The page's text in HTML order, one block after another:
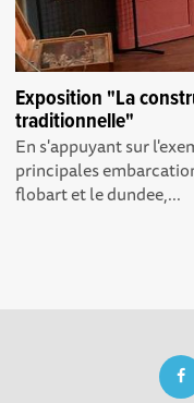
Exposition "La
traditionnelle"
En s'appuyant sur
principales
flobart et le dundee,...